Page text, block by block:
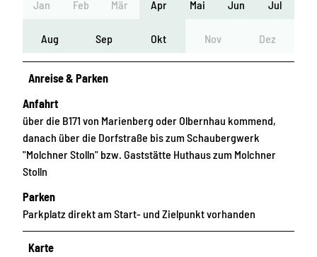
Jan Feb Mär Apr Mai Jun Jul
Aug Sep Okt Nov Dez
Anreise & Parken
Anfahrt
über die B171 von Marienberg oder Olbernhau kommend,
danach über die Dorfstraße bis zum Schaubergwerk
"Molchner Stolln" bzw. Gaststätte Huthaus zum Molchner
Stolln
Parken
Parkplatz direkt am Start- und Zielpunkt vorhanden
Karte